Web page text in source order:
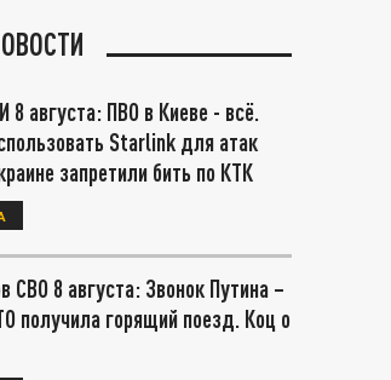
8 августа: ПВО в Киеве - всё.
Starlink для атак
запретили бить по КТК
СВО 8 августа: Звонок Путина –
получила горящий поезд. Коц о